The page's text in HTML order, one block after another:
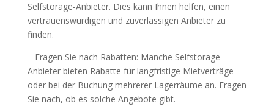
Selfstorage-Anbieter. Dies kann Ihnen helfen, einen
vertrauenswürdigen und zuverlässigen Anbieter zu
finden.
– Fragen Sie nach Rabatten: Manche Selfstorage-
Anbieter bieten Rabatte für langfristige Mietverträge
oder bei der Buchung mehrerer Lagerräume an. Fragen
Sie nach, ob es solche Angebote gibt.